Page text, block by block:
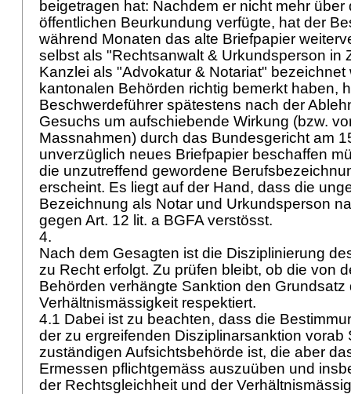
beigetragen hat: Nachdem er nicht mehr
öffentlichen Beurkundung verfügte, hat der
während Monaten das alte Briefpapier
selbst als "Rechtsanwalt & Urkundsperson in
Kanzlei als "Advokatur & Notariat" bezeichnet
kantonalen Behörden richtig bemerkt haben,
Beschwerdeführer spätestens nach der
Gesuchs um aufschiebende Wirkung (bzw.
Massnahmen) durch das Bundesgericht am
unverzüglich neues Briefpapier beschaffen
die unzutreffend gewordene
erscheint. Es liegt auf der Hand, dass die
Bezeichnung als Notar und Urkundsperson
gegen Art. 12 lit. a BGFA verstösst.
4.
Nach dem Gesagten ist die Disziplinierung
zu Recht erfolgt. Zu prüfen bleibt, ob die von
Behörden verhängte Sanktion den Grundsatz
Verhältnismässigkeit respektiert.
4.1 Dabei ist zu beachten, dass die
der zu ergreifenden Disziplinarsanktion vorab
zuständigen Aufsichtsbehörde ist, die aber
Ermessen pflichtgemäss auszuüben und
der Rechtsgleichheit und der